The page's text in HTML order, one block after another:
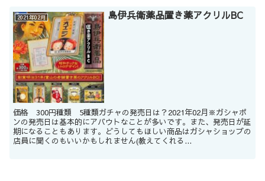
2021年02月 島伊兵衛薬品置き薬アクリルBC
価格 300円種類 5種類ガチャの発売日は？2021年02月※ガシャポ
ンの発売日は基本的にアバウトなことが多いです。また、発売日が延
期になることもあります。どうしてもほしい商品はガシャショップの
店員に聞くのもいいかもしれません(教えてくれる...